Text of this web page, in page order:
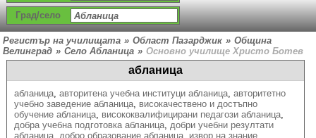
Град/село
Регистър на училищата » Област Пазарджик » Община
Велинград » Село Абланица » Основно училище Христо Ботев
абланица
абланица, авторитена учебна институци абланица, авторитетно
учебно заведение абланица, високачествено и достъпно
обучение абланица, висококвалифицирани педагози абланица,
добра учебна подготовка абланица, добри учебни резултати
абланица, добро образование абланица, извор на знание